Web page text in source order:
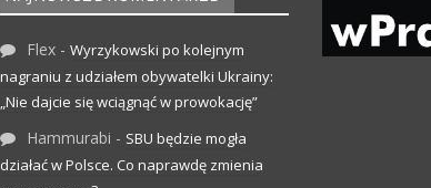
Flex - Wyrzykowski po kolejnym
nagraniu z udziałem obywatelki Ukrainy:
„Nie dajcie się wciągnąć w prowokację”
Hammurabi - SBU będzie mogła
działać w Polsce. Co naprawdę zmienia